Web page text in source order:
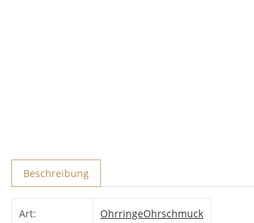
Beschreibung
Art: OhrringeOhrschmuck